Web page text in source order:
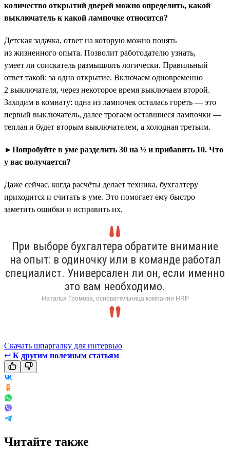
количество открытий дверей можно определить, какой
выключатель к какой лампочке относится?
Детская задачка, ответ на которую можно понять
из жизненного опыта. Позволит работодателю узнать,
умеет ли соискатель размышлять логически. Правильный
ответ такой: за одно открытие. Включаем одновременно
2 выключателя, через некоторое время выключаем второй.
Заходим в комнату: одна из лампочек осталась гореть — это
первый выключатель, далее трогаем оставшиеся лампочки —
теплая и будет вторым выключателем, а холодная третьим.
►Попробуйте в уме разделить 30 на ½ и прибавить 10. Что
у вас получается?
Даже сейчас, когда расчёты делает техника, бухгалтеру
приходится и считать в уме. Это помогает ему быстро
заметить ошибки и исправить их.
При выборе бухгалтера обратите внимание
на опыт: в одиночку или в команде работал
специалист. Универсален ли он, если именно
это вам необходимо.
Наталья Громова, основательница компании HRP
Скачать шпаргалку для интервью
↩ К другим полезным статьям
Читайте также